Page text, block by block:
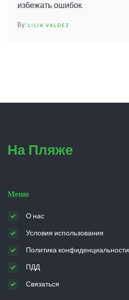
избежать ошибок.
LILIA VALDEZ
На Пляже
Меню
О нас
Условия использования
Политика конфиденциальности
ПДД
Связаться